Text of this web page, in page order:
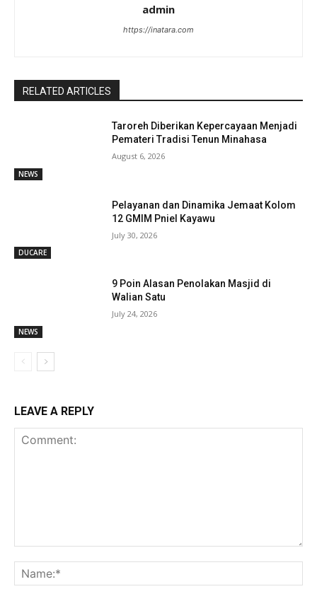
admin
https://inatara.com
RELATED ARTICLES
NEWS
Taroreh Diberikan Kepercayaan Menjadi
Pemateri Tradisi Tenun Minahasa
August 6, 2026
DUCARE
Pelayanan dan Dinamika Jemaat Kolom
12 GMIM Pniel Kayawu
July 30, 2026
NEWS
9 Poin Alasan Penolakan Masjid di
Walian Satu
July 24, 2026
LEAVE A REPLY